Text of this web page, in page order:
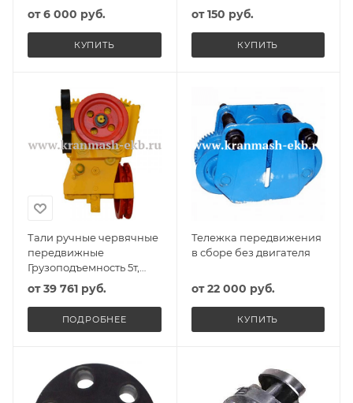
от6 000 руб.
КУПИТЬ
от150 руб.
КУПИТЬ
Тали ручные червячные
передвижные
Грузоподъемность 5т,
Высота подъема б/цепи,
Исполнение Обычное
от39 761 руб.
ПОДРОБНЕЕ
Тележка передвижения
в сборе без двигателя
от22 000 руб.
КУПИТЬ